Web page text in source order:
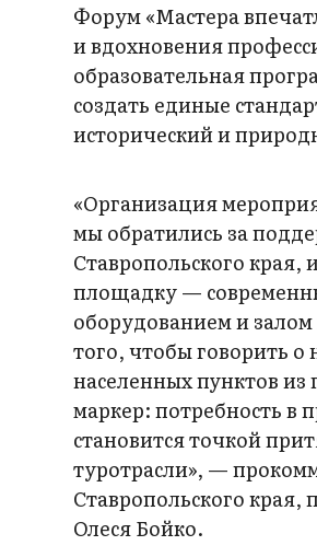
Форум «Мастера
и вдохновения
образовательная
создать единые
исторический и
«Организация
мы обратились за
Ставропольского края,
площадку —
оборудованием и
того, чтобы говорить о
населенных пунктов
маркер: потребность в
становится точкой
туротрасли», —
Ставропольского края,
Олеся Бойко.